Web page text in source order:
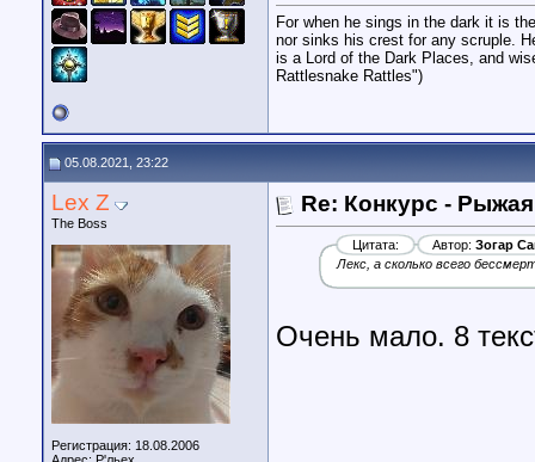
For when he sings in the dark it is
nor sinks his crest for any scruple.
is a Lord of the Dark Places, and
Rattlesnake Rattles")
05.08.2021, 23:22
Lex Z
The Boss
Регистрация: 18.08.2006
Re: Конкурс -
Цитата: Автор: Зогар
Лекс, а сколько всего
Очень мало. 8